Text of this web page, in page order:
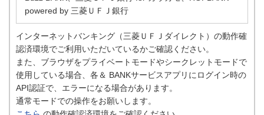
powered by 三菱ＵＦＪ銀行
インターネットバンキング（三菱ＵＦＪダイレクト）の動作確
認済環境でご利用いただいているかご確認ください。
また、ブラウザをプライベートモードやシークレットモードで
使用している場合、各＆ BANKサービスアプリにログイン時の
API認証で、エラーになる場合があります。
通常モードでの操作をお願いします。